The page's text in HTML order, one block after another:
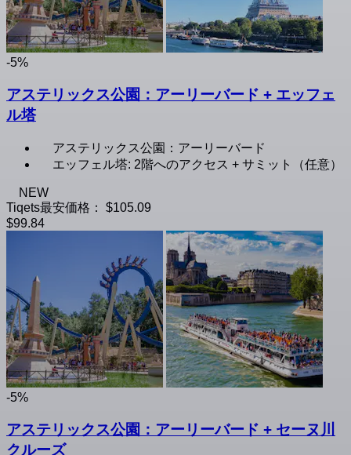
-5%
アステリックス公園：アーリーバード + エッフェ
ル塔
アステリックス公園：アーリーバード
エッフェル塔: 2階へのアクセス + サミット（任意）
NEW
Tiqets最安価格：
$105.09
$99.84
-5%
アステリックス公園：アーリーバード + セーヌ川
クルーズ